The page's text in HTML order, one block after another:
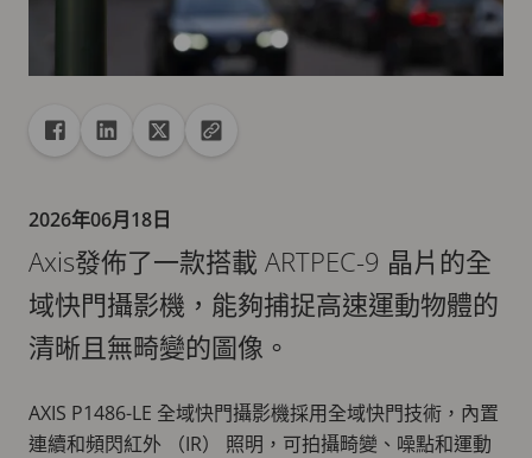
共享分享至 Facebook
分享至 Linkedin
分享至 X複製 url 到剪貼簿
2026年06月18日
Axis發佈了一款搭載 ARTPEC-9 晶片的全
域快門攝影機，能夠捕捉高速運動物體的
清晰且無畸變的圖像。
AXIS P1486-LE 全域快門攝影機採用全域快門技術，內置
連續和頻閃紅外 （IR） 照明，可拍攝畸變、噪點和運動